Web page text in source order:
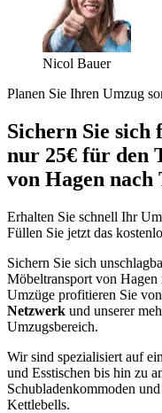
Nicol Bauer
Planen Sie Ihren Umzug
Sichern Sie sich
nur 25€ für den
von Hagen nach
Erhalten Sie schnell Ihr
Füllen Sie jetzt das
Sichern Sie sich
Möbeltransport von
Umzüge profitieren Sie
Netzwerk und unserer
Umzugsbereich.
Wir sind spezialisiert auf
und Esstischen bis hin zu
Schubladenkommoden
Kettlebells.